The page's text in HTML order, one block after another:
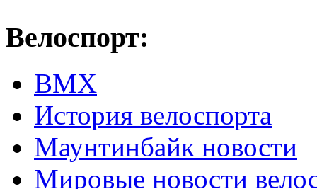
Велоспорт:
ВМХ
История велоспорта
Маунтинбайк новости
Мировые новости